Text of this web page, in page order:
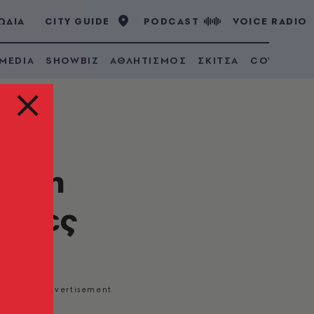
CITY GUIDE PODCAST VOICE RADIO
SHOWBIZ ΑΘΛΗΤΙΣΜΟΣ ΣΚΙΤΣΑ COVID 19
στη